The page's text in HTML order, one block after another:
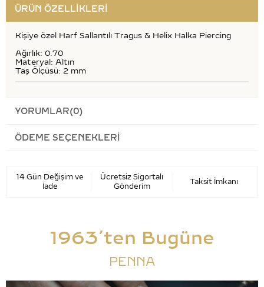
ÜRÜN ÖZELLIKLERI
Kişiye özel Harf Sallantılı Tragus & Helix Halka Piercing
Ağırlık: 0.70
Materyal: Altın
Taş Ölçüsü: 2 mm
YORUMLAR(0)
ÖDEME SEÇENEKLERI
14 Gün Değişim ve
İade
Ücretsiz Sigortalı
Gönderim
Taksit İmkanı
1963’ten Bugüne
PENNA